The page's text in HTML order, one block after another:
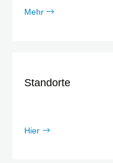
Mehr
Standorte
Hier